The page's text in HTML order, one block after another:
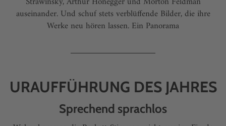
auseinander. Und schuf stets verblüffende Bilder, die ihre
Werke neu hören lassen. Ein Panorama
URAUFFÜHRUNG DES JAHRES
Sprechend sprachlos